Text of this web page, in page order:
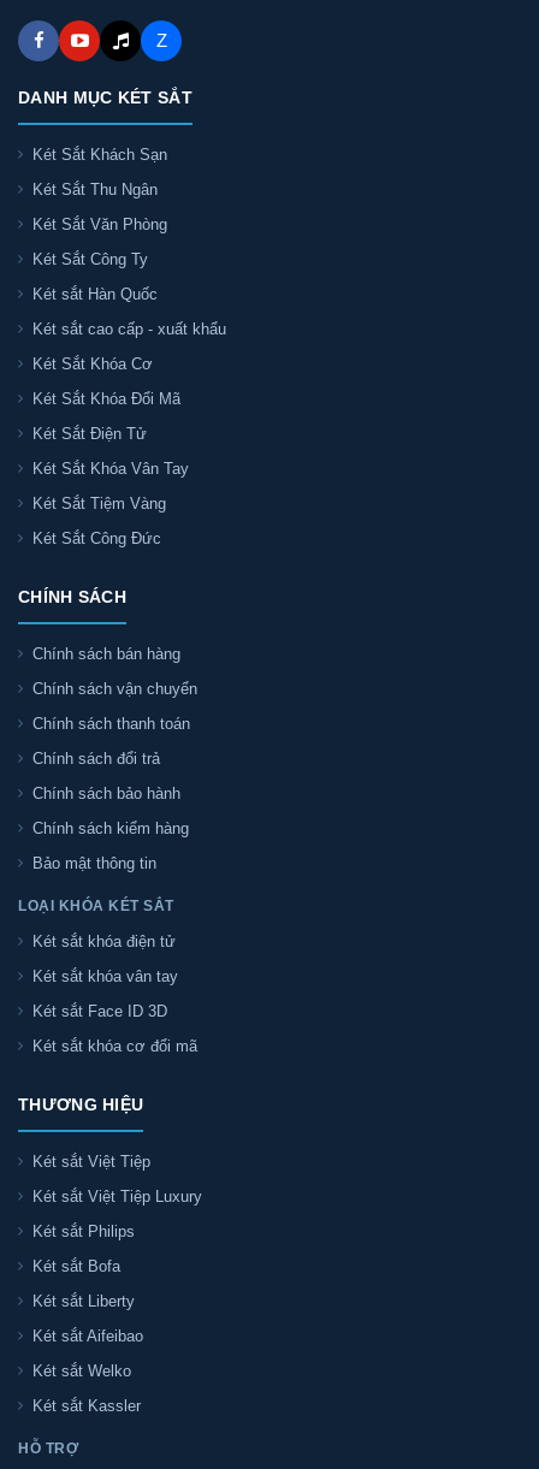
Z
DANH MỤC KÉT SẮT
Két Sắt Khách Sạn
Két Sắt Thu Ngân
Két Sắt Văn Phòng
Két Sắt Công Ty
Két sắt Hàn Quốc
Két sắt cao cấp - xuất khẩu
Két Sắt Khóa Cơ
Két Sắt Khóa Đổi Mã
Két Sắt Điện Tử
Két Sắt Khóa Vân Tay
Két Sắt Tiệm Vàng
Két Sắt Công Đức
CHÍNH SÁCH
Chính sách bán hàng
Chính sách vận chuyển
Chính sách thanh toán
Chính sách đổi trả
Chính sách bảo hành
Chính sách kiểm hàng
Bảo mật thông tin
LOẠI KHÓA KÉT SẮT
Két sắt khóa điện tử
Két sắt khóa vân tay
Két sắt Face ID 3D
Két sắt khóa cơ đổi mã
THƯƠNG HIỆU
Két sắt Việt Tiệp
Két sắt Việt Tiệp Luxury
Két sắt Philips
Két sắt Bofa
Két sắt Liberty
Két sắt Aifeibao
Két sắt Welko
Két sắt Kassler
HỖ TRỢ